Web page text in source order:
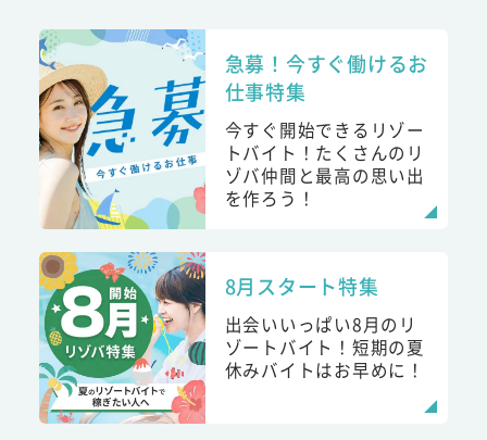
急募！今すぐ働けるお
仕事特集
今すぐ開始できるリゾー
トバイト！たくさんのリ
ゾバ仲間と最高の思い出
を作ろう！
8月スタート特集
出会いいっぱい8月のリ
ゾートバイト！短期の夏
休みバイトはお早めに！